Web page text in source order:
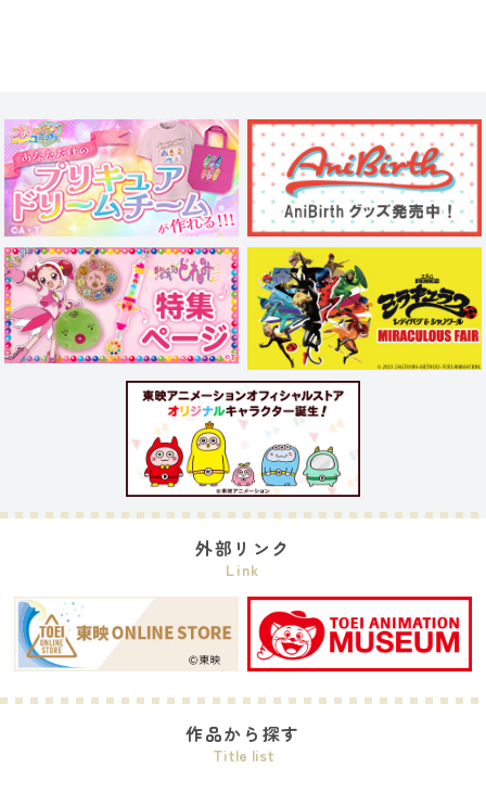
外部リンク
Link
作品から探す
Title list